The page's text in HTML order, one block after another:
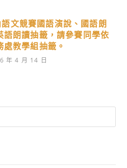
文競賽國語演說、國語朗
語朗讀抽籤，請參賽同學依
教學組抽籤。
年 4 月 14 日